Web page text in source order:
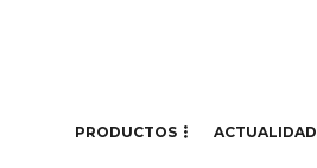
PRODUCTOS ACTUALIDAD